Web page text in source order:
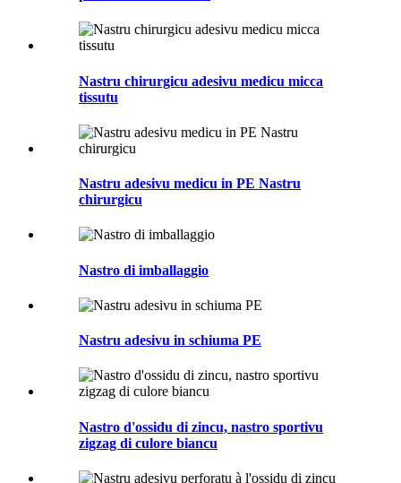
Nastru chirurgicu adesivu medicu micca
tissutu
Nastru adesivu medicu in PE Nastru
chirurgicu
Nastro di imballaggio
Nastru adesivu in schiuma PE
Nastro d'ossidu di zincu, nastro sportivu
zigzag di culore biancu